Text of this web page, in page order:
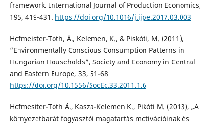
framework. International Journal of Production Economics,
195, 419-431. https://doi.org/10.1016/j.ijpe.2017.03.003
Hofmeister-Tóth, Á., Kelemen, K., & Piskóti, M. (2011),
“Environmentally Conscious Consumption Patterns in
Hungarian Households”, Society and Economy in Central
and Eastern Europe, 33, 51-68.
https://doi.org/10.1556/SocEc.33.2011.1.6
Hofmesiter-Tóth Á., Kasza-Kelemen K., Pikóti M. (2013), „A
környezetbarát fogyasztói magatartás motivációinak és